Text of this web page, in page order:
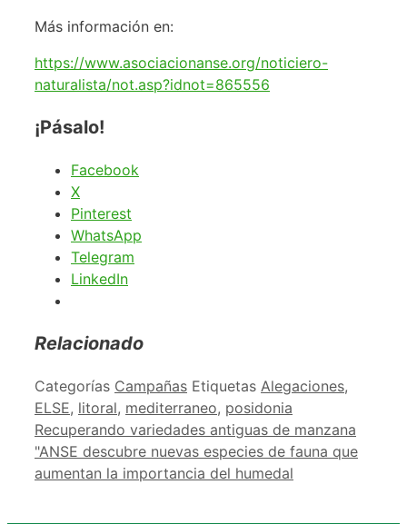
Más información en:
https://www.asociacionanse.org/noticiero-
naturalista/not.asp?idnot=865556
¡Pásalo!
Facebook
X
Pinterest
WhatsApp
Telegram
LinkedIn
Relacionado
Categorías Campañas Etiquetas Alegaciones,
ELSE, litoral, mediterraneo, posidonia
Recuperando variedades antiguas de manzana
"ANSE descubre nuevas especies de fauna que
aumentan la importancia del humedal